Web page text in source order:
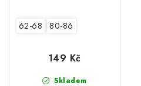
62-68 80-86
Skladem
149 Kč